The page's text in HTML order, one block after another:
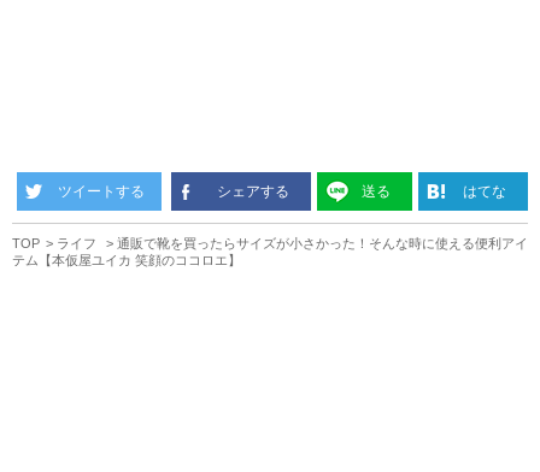
ツイートする シェアする 送る はてな
TOP ライフ
通販で靴を買ったらサイズが小さかった！そんな時に使える便利アイ
テム【本仮屋ユイカ 笑顔のココロエ】